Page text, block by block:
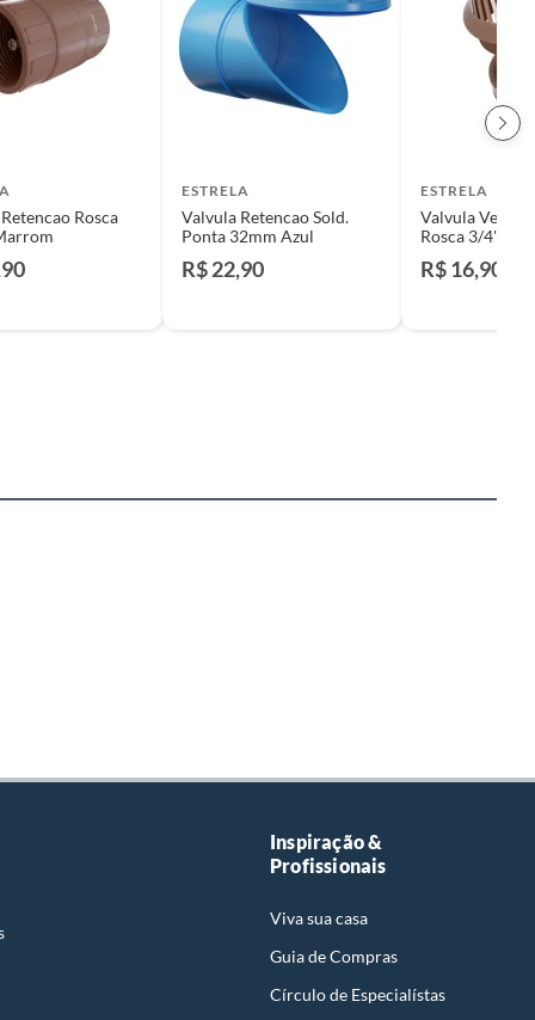
Rosca
ESTRELA
Valvula Retencao Sold.
Ponta 32mm Azul
R$ 22,90
ESTRELA
Valvula
Rosca 3/4" Mr
R$ 16,90
Inspiração &
Profissionais
Viva sua casa
Guia de Compras
Círculo de Especialístas